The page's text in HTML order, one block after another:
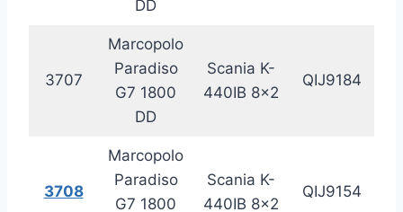
DD
3707
Marcopolo
Paradiso
G7 1800
DD
Scania K-
440IB 8×2
QIJ9184
3708
Marcopolo
Paradiso
G7 1800
Scania K-
440IB 8×2
QIJ9154